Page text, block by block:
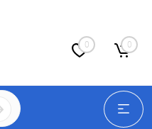
0 0